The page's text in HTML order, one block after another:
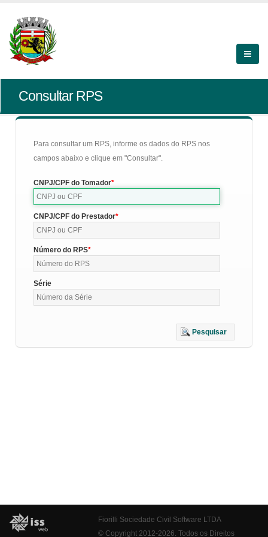
Consultar RPS
Para consultar um RPS, informe os dados do RPS nos
campos abaixo e clique em "Consultar".
CNPJ/CPF do Tomador
CNPJ/CPF do Prestador
Número do RPS
Série
Pesquisar
Fiorilli Sociedade Civil Software LTDA
© Copyright 2012-2026. Todos os Direitos